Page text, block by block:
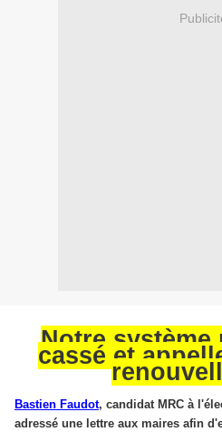
Notre
cassé et
Bastien Faudot, candidat MRC à
adressé une lettre aux maires afin